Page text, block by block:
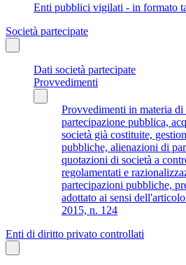
Enti pubblici vigilati - in formato
Società partecipate
Dati società partecipate
Provvedimenti
Provvedimenti in materia di
partecipazione pubblica,
società già costituite,
pubbliche, alienazioni di
quotazioni di società a
regolamentati e
partecipazioni pubbliche,
adottato ai sensi
2015, n. 124
Enti di diritto privato controllati